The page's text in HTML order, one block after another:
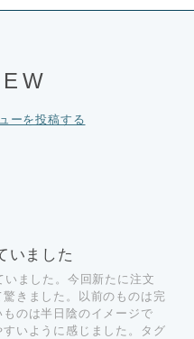
ーを投稿する
いました
ました。今回新たに注文
きました。以前のものは完
のは半日陰のイメージで
いように感じました。タグ